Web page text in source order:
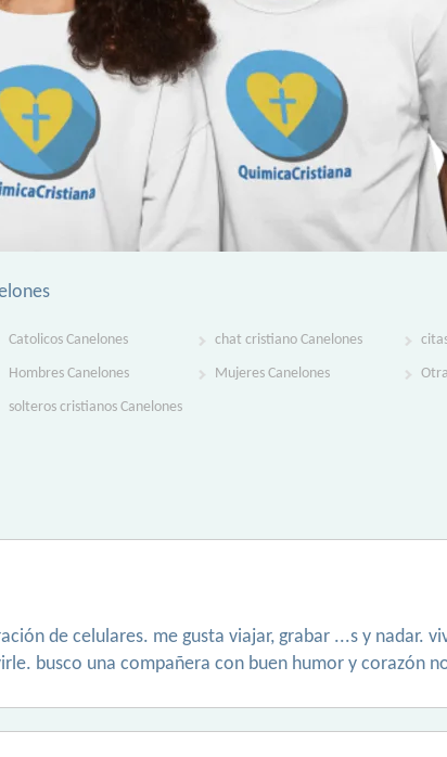
Catolicos Canelones chat cristiano Canelones
Hombres Canelones Mujeres Canelones
solteros cristianos Canelones
de celulares. me gusta viajar, grabar ...s y nadar.
busco una compañera con buen humor y corazón